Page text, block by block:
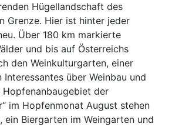
Hügellandschaft des
Grenze. Hier ist hinter jeder
Über 180 km markierte
und bis auf Österreichs
den Weinkulturgarten, einer
über Weinbau und
Hopfenanbaugebiet der
im Hopfenmonat August stehen
Biergarten im Weingarten und